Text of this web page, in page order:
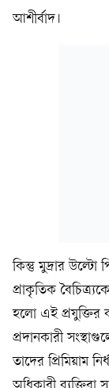
আশীর্বাদ।
কিন্তু মুদ্রার উল্টো
প্রাকৃতিক
হলো এই প্রযুক্তির
প্রদানকারী
তাদের প্রিমিয়াম